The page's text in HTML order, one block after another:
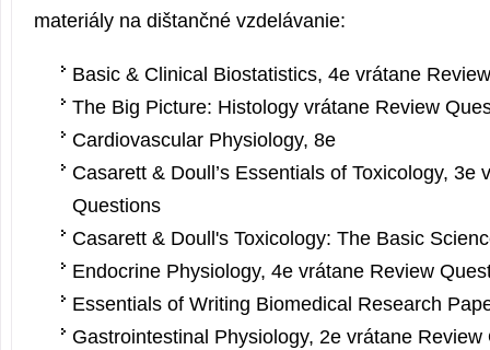
materiály na dištančné vzdelávanie:
Basic & Clinical Biostatistics, 4e vrátane
The Big Picture: Histology vrátane Review
Cardiovascular Physiology, 8e
Casarett & Doull’s Essentials of Toxicology, 3e
Questions
Casarett & Doull's Toxicology: The Basic
Endocrine Physiology, 4e vrátane Review
Essentials of Writing Biomedical Research
Gastrointestinal Physiology, 2e vrátane Review